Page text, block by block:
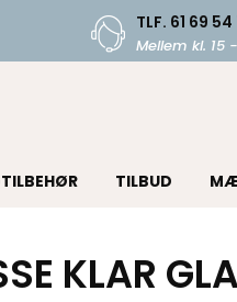
TLF. 61 69
Mellem kl. 15
TILBUD
KLAR